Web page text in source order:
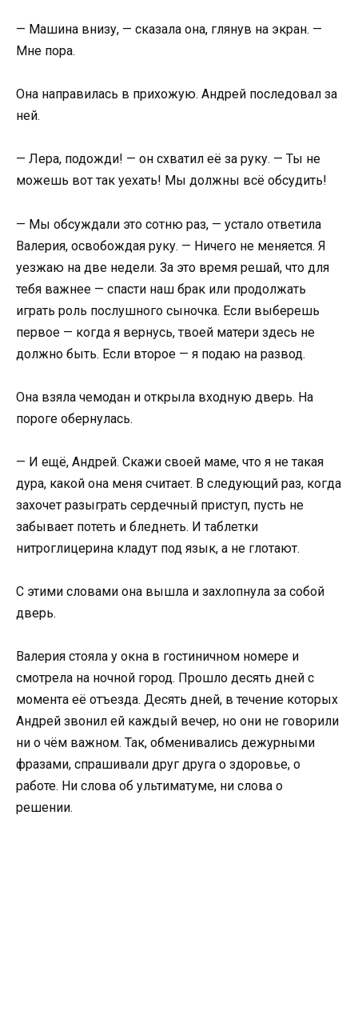
— Машина внизу, — сказала она, глянув на экран. —
Мне пора.
Она направилась в прихожую. Андрей последовал за
ней.
— Лера, подожди! — он схватил её за руку. — Ты не
можешь вот так уехать! Мы должны всё обсудить!
— Мы обсуждали это сотню раз, — устало ответила
Валерия, освобождая руку. — Ничего не меняется. Я
уезжаю на две недели. За это время решай, что для
тебя важнее — спасти наш брак или продолжать
играть роль послушного сыночка. Если выберешь
первое — когда я вернусь, твоей матери здесь не
должно быть. Если второе — я подаю на развод.
Она взяла чемодан и открыла входную дверь. На
пороге обернулась.
— И ещё, Андрей. Скажи своей маме, что я не такая
дура, какой она меня считает. В следующий раз, когда
захочет разыграть сердечный приступ, пусть не
забывает потеть и бледнеть. И таблетки
нитроглицерина кладут под язык, а не глотают.
С этими словами она вышла и захлопнула за собой
дверь.
Валерия стояла у окна в гостиничном номере и
смотрела на ночной город. Прошло десять дней с
момента её отъезда. Десять дней, в течение которых
Андрей звонил ей каждый вечер, но они не говорили
ни о чём важном. Так, обменивались дежурными
фразами, спрашивали друг друга о здоровье, о
работе. Ни слова об ультиматуме, ни слова о
решении.